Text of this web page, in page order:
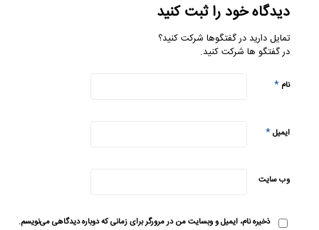
دیدگاه خود را ثبت کنید
تمایل دارید در گفتگوها شرکت کنید؟
در گفتگو ها شرکت کنید.
نام*
ایمیل*
وب‌ سایت
ذخیره نام، ایمیل و وبسایت من در مرورگر برای زمانی که دوباره دیدگاهی می‌نویسم.